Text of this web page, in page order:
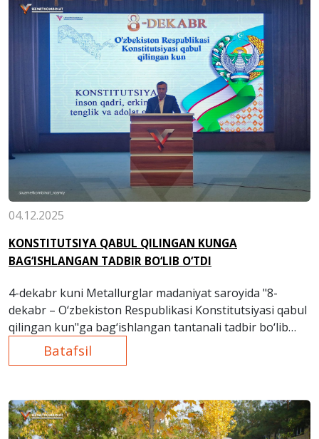
04.12.2025
KONSTITUTSIYA QABUL QILINGAN KUNGA
BAG‘ISHLANGAN TADBIR BO‘LIB O‘TDI
4-dekabr kuni Metallurglar madaniyat saroyida "8-
dekabr – O‘zbekiston Respublikasi Konstitutsiyasi qabul
qilingan kun"ga bag‘ishlangan tantanali tadbir bo‘lib
Batafsil